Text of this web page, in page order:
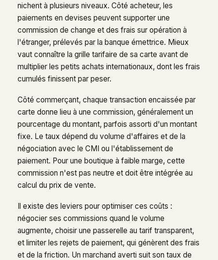
nichent à plusieurs niveaux. Côté acheteur, les
paiements en devises peuvent supporter une
commission de change et des frais sur opération à
l'étranger, prélevés par la banque émettrice. Mieux
vaut connaître la grille tarifaire de sa carte avant de
multiplier les petits achats internationaux, dont les frais
cumulés finissent par peser.
Côté commerçant, chaque transaction encaissée par
carte donne lieu à une commission, généralement un
pourcentage du montant, parfois assorti d'un montant
fixe. Le taux dépend du volume d'affaires et de la
négociation avec le CMI ou l'établissement de
paiement. Pour une boutique à faible marge, cette
commission n'est pas neutre et doit être intégrée au
calcul du prix de vente.
Il existe des leviers pour optimiser ces coûts :
négocier ses commissions quand le volume
augmente, choisir une passerelle au tarif transparent,
et limiter les rejets de paiement, qui génèrent des frais
et de la friction. Un marchand averti suit son taux de